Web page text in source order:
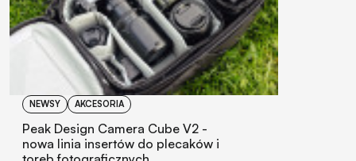
NEWSY AKCESORIA
Peak Design Camera Cube V2 -
nowa linia insertów do plecaków i